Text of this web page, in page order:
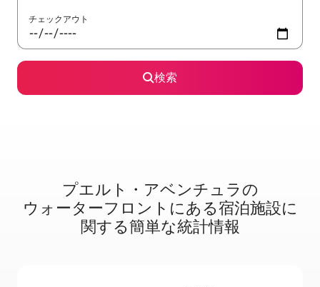
チェックアウト
検索
プエルト・アベンチュラの
ウ⁠ォ⁠ー⁠タ⁠ー⁠フ⁠ロ⁠ン⁠ト⁠に⁠あ⁠る宿⁠泊⁠施⁠設⁠に
関⁠す⁠る簡⁠単⁠な統⁠計⁠情⁠報